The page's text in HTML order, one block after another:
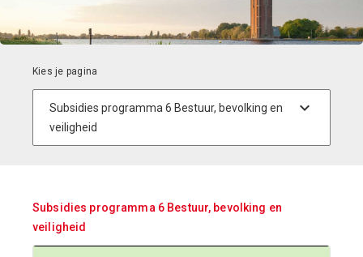
Subsidies programma 6 Bestuur, bevolking en
veiligheid